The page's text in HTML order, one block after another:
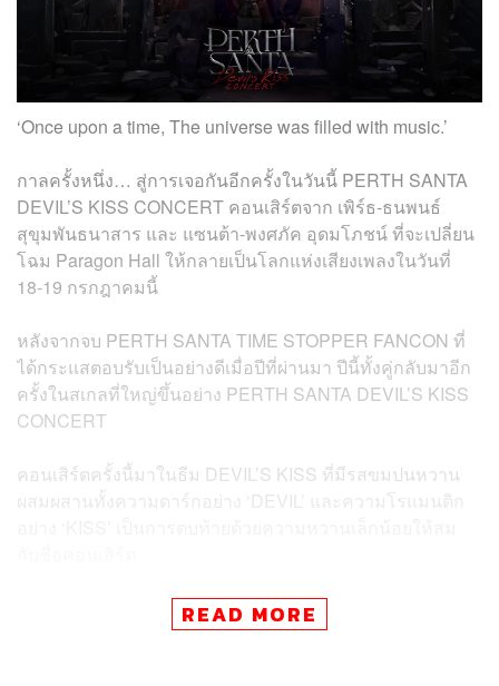
‘Once upon a time, The universe was filled with music.’
กาลครั้งหนึ่ง… สู่การเจอกันอีกครั้งในวันนี้ PERTH SANTA
DEVIL’S KISS CONCERT คอนเสิร์ตจาก เพิร์ธ-ธนพนธ์
สุขุมพันธนาสาร และ แซนต้า-พงศภัค อุดมโภชน์ ที่จะเปลี่ยน
โฉม Paragon Hall ให้กลายเป็นโลกแห่งเสียงเพลงในวันที่
18-19 กรกฎาคมนี้
หลังจากจบ PERTH SANTA TIME STOPPER FANCON ที่
ได้กระแสตอบรับเป็นอย่างดีเมื่อปีที่ผ่านมา ปีนี้ทั้งคู่กลับมาอีก
ครั้งในสเกลที่ใหญ่ขึ้นอย่าง PERTH SANTA DEVIL’S KISS
CONCERT
คอนเสิร์ตครั้งนี้มาในธีม DEVIL’S KISS ที่มีรสขมปนหวาน
ผสมผสานทั้งความดาร์กอย่าง ‘DEVIL’ และความโรแมนติก
เช่นเดียวกับเรื่องราวใน FULL SPOT ที่เล่าถึงการกอบกู้โลก
โดยปีศาจทั้ง 2 ตน จากความเงียบงันที่ครอบงำเสียงดนตรี
READ MORE